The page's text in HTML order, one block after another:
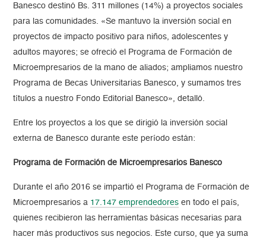
Banesco destinó Bs. 311 millones (14%) a proyectos sociales
para las comunidades. «Se mantuvo la inversión social en
proyectos de impacto positivo para niños, adolescentes y
adultos mayores; se ofreció el Programa de Formación de
Microempresarios de la mano de aliados; ampliamos nuestro
Programa de Becas Universitarias Banesco, y sumamos tres
títulos a nuestro Fondo Editorial Banesco», detalló.
Entre los proyectos a los que se dirigió la inversión social
externa de Banesco durante este período están:
Programa de Formación de Microempresarios Banesco
Durante el año 2016 se impartió el Programa de Formación de
Microempresarios a 17.147 emprendedores en todo el país,
quienes recibieron las herramientas básicas necesarias para
hacer más productivos sus negocios. Este curso, que ya suma